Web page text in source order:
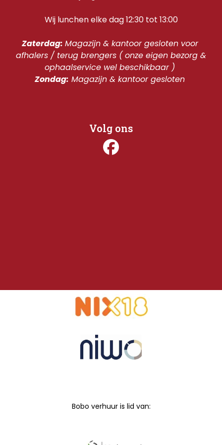
Wij lunchen elke dag 12:30 tot 13:00
Zaterdag: Magazijn & kantoor gesloten voor
afhalers / terug brengers ( onze eigen bezorg &
ophaalservice wel beschikbaar )
Zondag: Magazijn & kantoor gesloten
Volg ons
Bobo verhuur is lid van: